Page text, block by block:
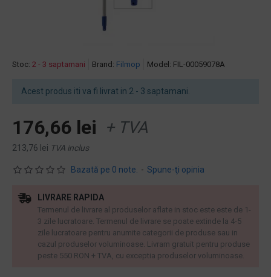
Stoc: 2 - 3 saptamani Brand: Filmop Model: FIL-00059078A
Acest produs iti va fi livrat in 2 - 3 saptamani.
Bazată pe 0 note. - Spune-ţi opinia
176,66 lei + TVA
213,76 lei TVA inclus
LIVRARE RAPIDA
Termenul de livrare al produselor aflate in stoc este este de 1-
3 zile lucratoare. Termenul de livrare se poate extinde la 4-5
zile lucratoare pentru anumite categorii de produse sau in
cazul produselor voluminoase. Livram gratuit pentru produse
peste 550 RON + TVA, cu exceptia produselor voluminoase.